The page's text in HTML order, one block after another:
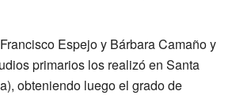
Espejo y Bárbara Camaño y
primarios los realizó en Santa
obteniendo luego el grado de